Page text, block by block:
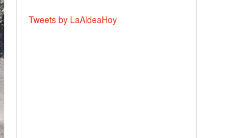
Tweets by LaAldeaHoy